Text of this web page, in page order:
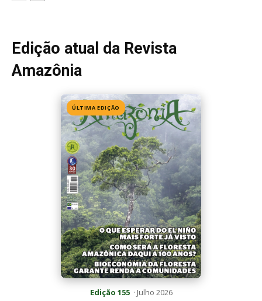
Edição 155· Julho 2026
📖 Ler agora
Mais lidas da semana